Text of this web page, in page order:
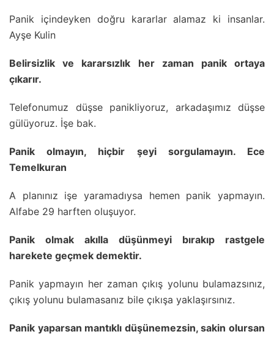
Panik içindeyken doğru kararlar alamaz ki insanlar.
Ayşe Kulin
Belirsizlik ve kararsızlık her zaman panik ortaya
çıkarır.
Telefonumuz düşse panikliyoruz, arkadaşımız düşse
gülüyoruz. İşe bak.
Panik olmayın, hiçbir şeyi sorgulamayın. Ece
Temelkuran
A planınız işe yaramadıysa hemen panik yapmayın.
Alfabe 29 harften oluşuyor.
Panik olmak akılla düşünmeyi bırakıp rastgele
harekete geçmek demektir.
Panik yapmayın her zaman çıkış yolunu bulamazsınız,
çıkış yolunu bulamasanız bile çıkışa yaklaşırsınız.
Panik yaparsan mantıklı düşünemezsin, sakin olursan